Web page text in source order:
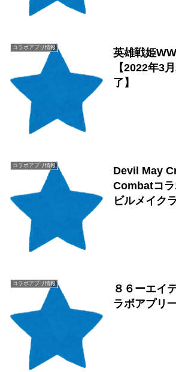
コラボアプリ情報
英雄戦姫
【2022年3
了】
コラボアプリ情報
Devil May
Combatコ
ビルメイク
コラボアプリ情報
８６ーエイ
ラボアプリ